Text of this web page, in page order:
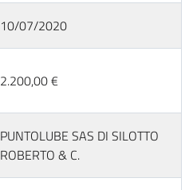
10/07/2020
2.200,00 €
PUNTOLUBE SAS DI SILOTTO
ROBERTO & C.